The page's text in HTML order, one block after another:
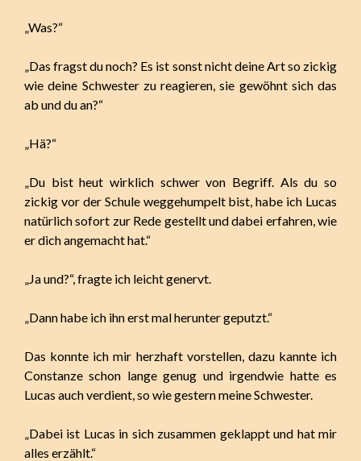
„Was?“
„Das fragst du noch? Es ist sonst nicht deine Art so zickig
wie deine Schwester zu reagieren, sie gewöhnt sich das
ab und du an?“
„Hä?“
„Du bist heut wirklich schwer von Begriff. Als du so
zickig vor der Schule weggehumpelt bist, habe ich Lucas
natürlich sofort zur Rede gestellt und dabei erfahren, wie
er dich angemacht hat.“
„Ja und?“, fragte ich leicht genervt.
„Dann habe ich ihn erst mal herunter geputzt.“
Das konnte ich mir herzhaft vorstellen, dazu kannte ich
Constanze schon lange genug und irgendwie hatte es
Lucas auch verdient, so wie gestern meine Schwester.
„Dabei ist Lucas in sich zusammen geklappt und hat mir
alles erzählt.“